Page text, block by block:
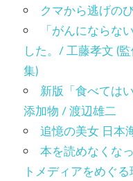
クマから逃げの
「がんにならな
した。/ 工藤孝文 (
集)
新版「食べては
添加物 / 渡辺雄二
追憶の美女 日本
本を読めなくな
トメディアをめぐ